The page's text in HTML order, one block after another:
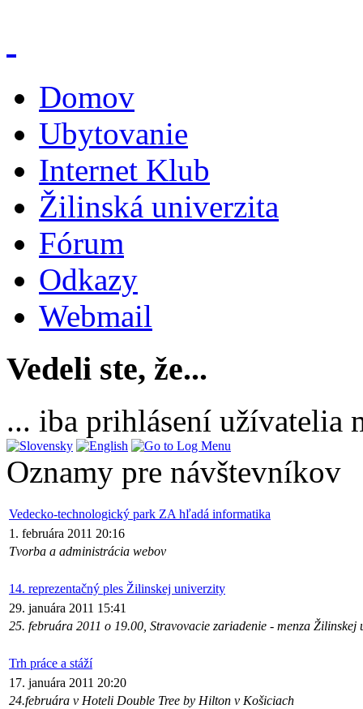
Domov
Ubytovanie
Internet Klub
Žilinská univerzita
Fórum
Odkazy
Webmail
Vedeli ste, že...
... iba prihlásení užívatelia
Oznamy pre návštevníkov
Vedecko-technologický park ZA hľadá informatika
1. februára 2011 20:16
Tvorba a administrácia webov
14. reprezentačný ples Žilinskej univerzity
29. januára 2011 15:41
25. februára 2011 o 19.00, Stravovacie zariadenie - menza Žilinskej
Trh práce a stáží
17. januára 2011 20:20
24.februára v Hoteli Double Tree by Hilton v Košiciach